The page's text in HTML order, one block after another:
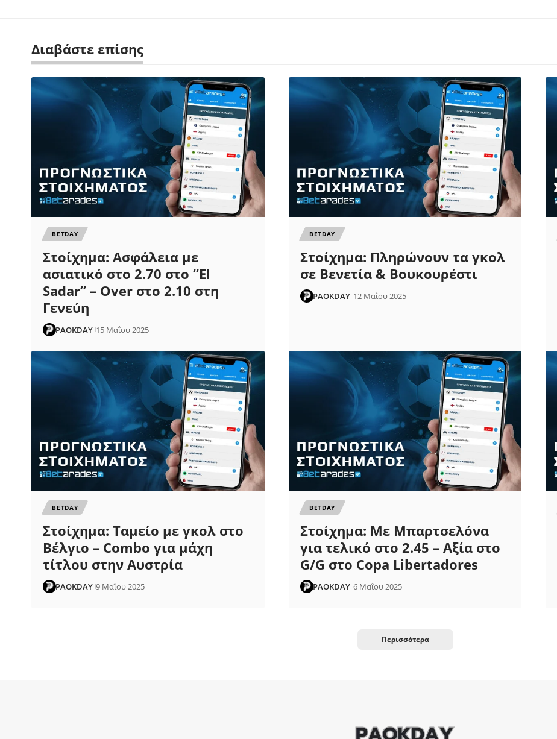
Διαβάστε επίσης
ΒETDAY
Στοίχημα: Ασφάλεια με
ασιατικό στο 2.70 στο “El
Sadar” – Over στο 2.10 στη
Γενεύη
PAOKDAY 15 Μαΐου 2025
ΒETDAY
Στοίχημα: Πληρώνουν τα γκολ
σε Βενετία & Βουκουρέστι
PAOKDAY 12 Μαΐου 2025
ΒETDAY
Στοίχημα: Ταμείο με γκολ στο
Βέλγιο – Combo για μάχη
τίτλου στην Αυστρία
PAOKDAY 9 Μαΐου 2025
ΒETDAY
Στοίχημα: Με Μπαρτσελόνα
για τελικό στο 2.45 – Αξία στο
G/G στο Copa Libertadores
PAOKDAY 6 Μαΐου 2025
Περισσότερα